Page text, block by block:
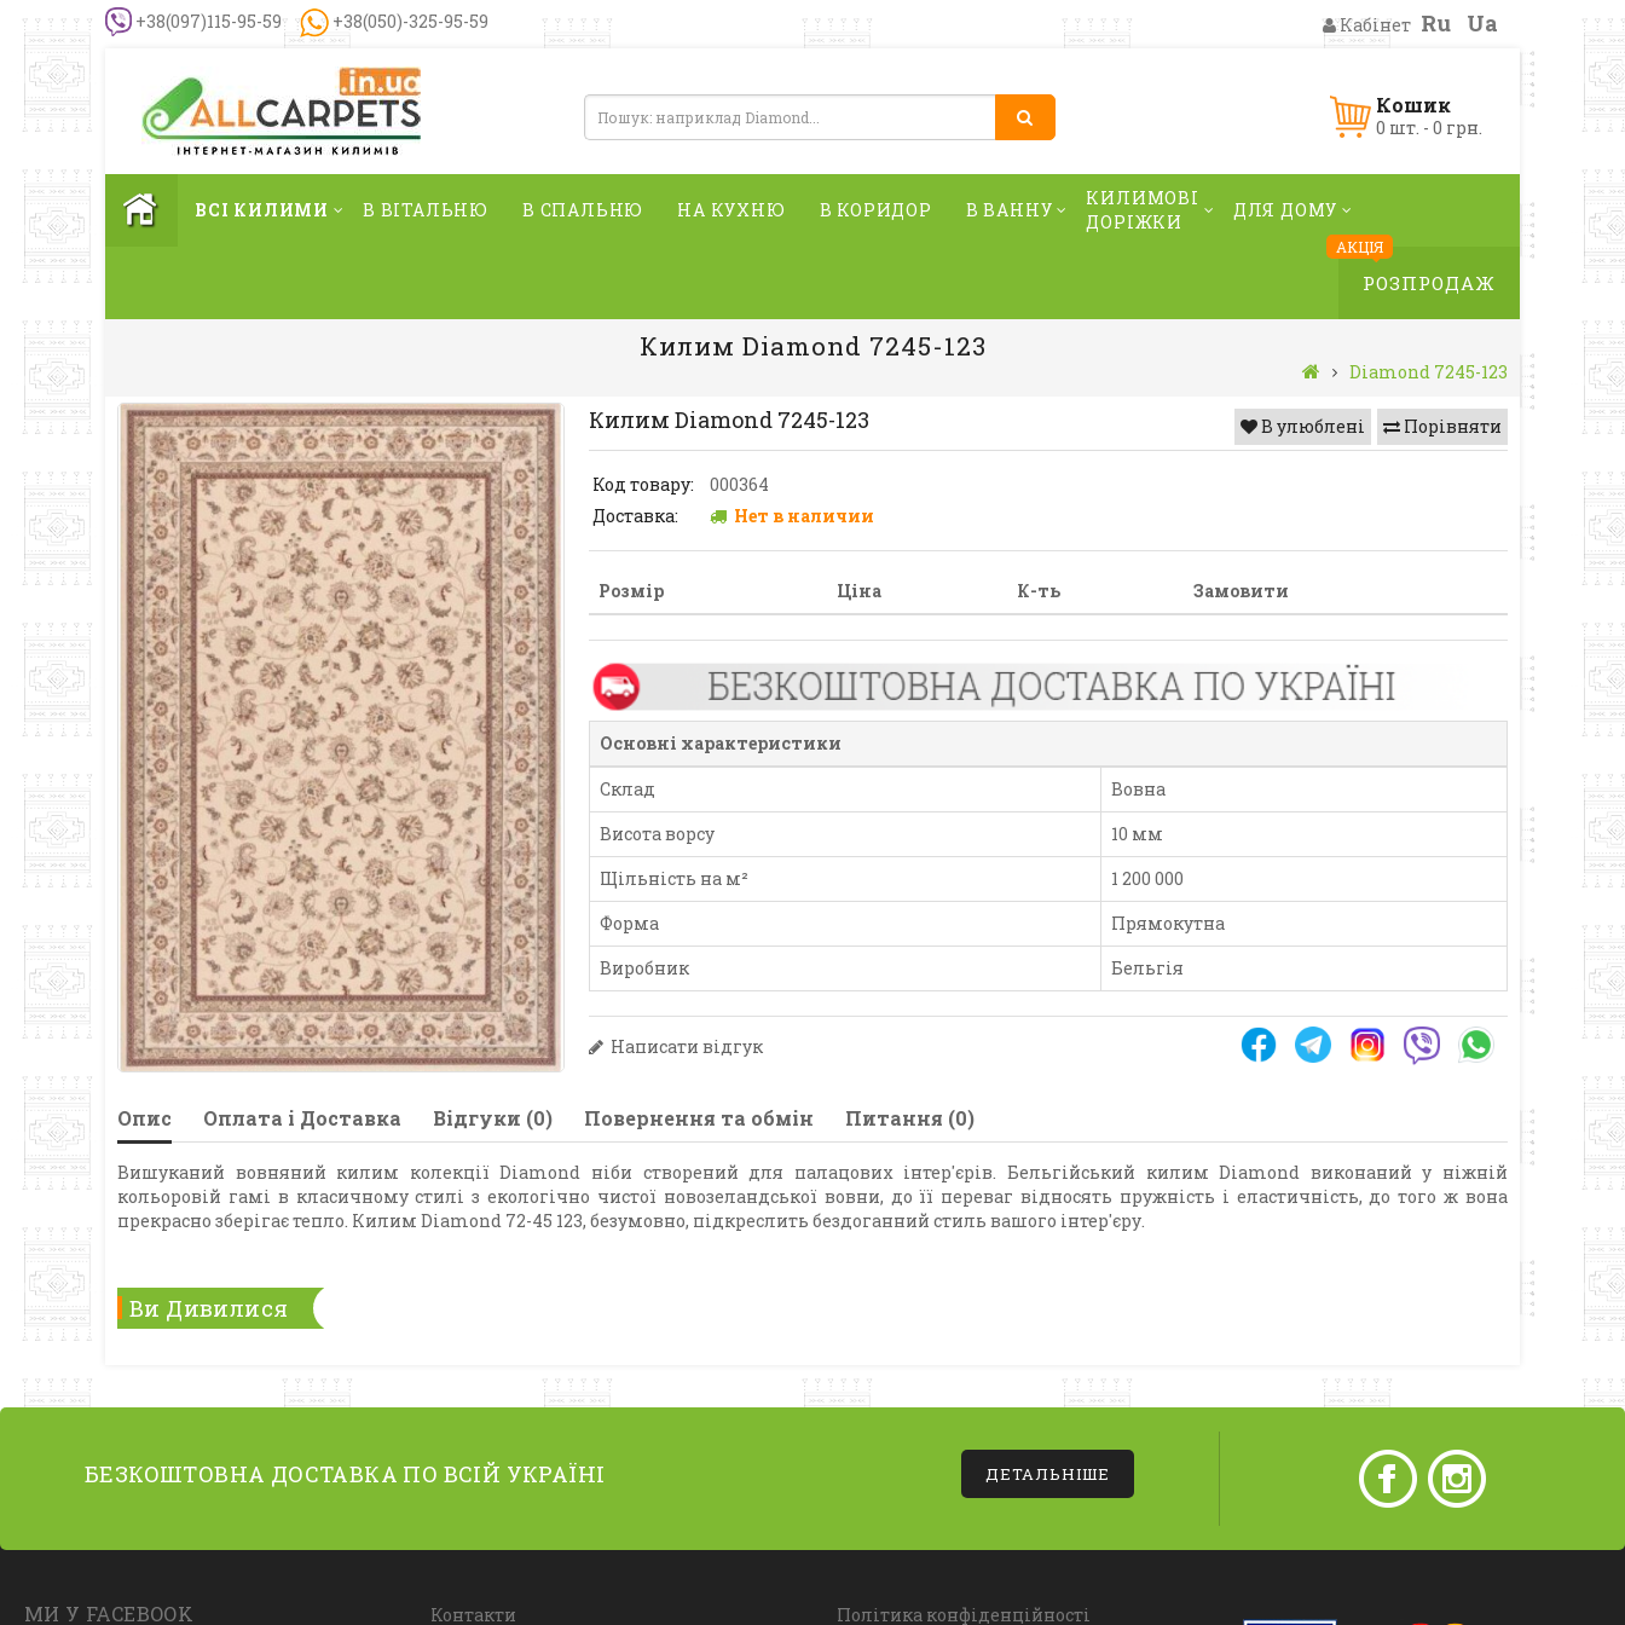
+38(097)115-95-59 +38(050)-325-95-59 Кабінет Ru Ua
Кошик
0 шт. - 0 грн.
ВСІ КИЛИМИ В ВІТАЛЬНЮ В СПАЛЬНЮ НА КУХНЮ В КОРИДОР В ВАННУ
КИЛИМОВІ
ДОРІЖКИ
ДЛЯ ДОМУ
АКЦІЯ
РОЗПРОДАЖ
Килим Diamond 7245-123
Diamond 7245-123
Порівняти
В улюблені
Килим Diamond 7245-123
Код товару:
000364
Доставка:
Нет в наличии
Розмір Ціна К-ть Замовити
Основні характеристики
Склад
Вовна
Висота ворсу
10 мм
Щільність на м²
1 200 000
Форма
Прямокутна
Виробник
Бельгія
Написати відгук
Опис Оплата і Доставка Відгуки (0) Повернення та обмін Питання (0)
Вишуканий вовняний килим колекції Diamond ніби створений для палацових інтер'єрів. Бельгійський килим Diamond виконаний у ніжній
кольоровій гамі в класичному стилі з екологічно чистої новозеландської вовни, до її переваг відносять пружність і еластичність, до того ж вона
прекрасно зберігає тепло. Килим Diamond 72-45 123, безумовно, підкреслить бездоганний стиль вашого інтер'єру.
Ви Дивилися
БЕЗКОШТОВНА ДОСТАВКА ПО ВСІЙ УКРАЇНІ ДЕТАЛЬНІШЕ
МИ У FACEBOOK Контакти Політика конфіденційності